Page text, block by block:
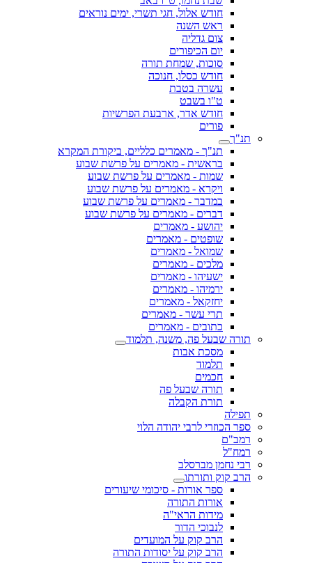
חודש אלול, חגי תשרי, ימים נוראים
ראש השנה
צום גדליה
יום הכיפורים
סוכות, שמחת תורה
חודש כסלו, חנוכה
עשרה בטבת
ט"ו בשבט
חודש אדר, ארבעת הפרשיות
פורים
תנ"ך
תנ"ך - מאמרים כלליים, ביקורת המקרא
בראשית - מאמרים על פרשת שבוע
שמות - מאמרים על פרשת שבוע
ויקרא - מאמרים על פרשת שבוע
במדבר - מאמרים על פרשת שבוע
דברים - מאמרים על פרשת שבוע
יהושע - מאמרים
שופטים - מאמרים
שמואל - מאמרים
מלכים - מאמרים
ישעיהו - מאמרים
ירמיהו - מאמרים
יחזקאל - מאמרים
תרי עשר - מאמרים
כתובים - מאמרים
תורה שבעל פה, משנה, תלמוד
מסכת אבות
תלמוד
חכמים
תורה שבעל פה
תורת הקבלה
תפילה
ספר הכוזרי לרבי יהודה הלוי
רמב"ם
רמח"ל
רבי נחמן מברסלב
הרב קוק ותורתו
ספר אורות - סיכומי שיעורים
אורות התורה
מידות הראי"ה
לנבוכי הדור
הרב קוק על המועדים
הרב קוק על יסודות התורה